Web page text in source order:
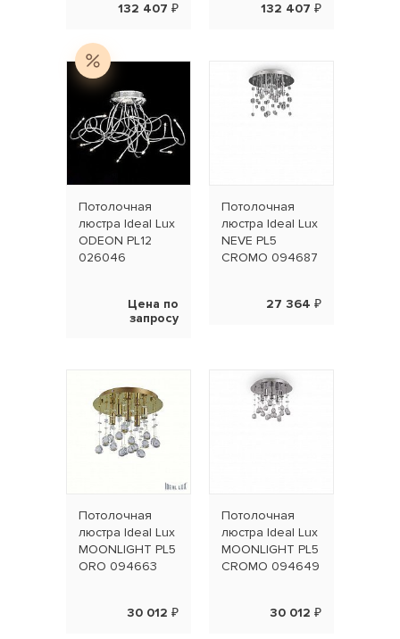
132 407 ₽ 132 407 ₽
Потолочная
люстра Ideal Lux
ODEON PL12
026046
Цена по
запросу
Потолочная
люстра Ideal Lux
NEVE PL5
CROMO 094687
27 364 ₽
Потолочная
люстра Ideal Lux
MOONLIGHT PL5
ORO 094663
30 012 ₽
Потолочная
люстра Ideal Lux
MOONLIGHT PL5
CROMO 094649
30 012 ₽